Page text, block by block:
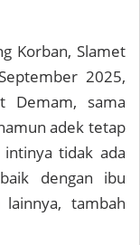
Korban, Slamet
2025,
Demam, sama
adek tetap
tidak ada
dengan ibu
tambah